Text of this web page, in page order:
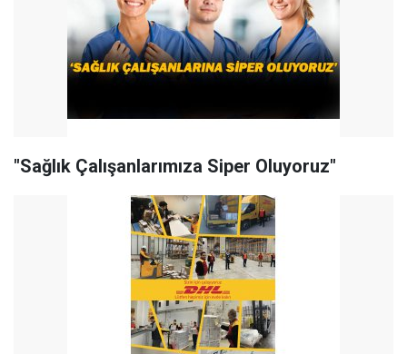
"Sağlık Çalışanlarımıza Siper Oluyoruz"